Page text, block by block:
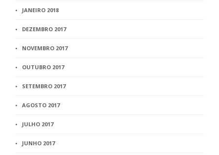
JANEIRO 2018
DEZEMBRO 2017
NOVEMBRO 2017
OUTUBRO 2017
SETEMBRO 2017
AGOSTO 2017
JULHO 2017
JUNHO 2017